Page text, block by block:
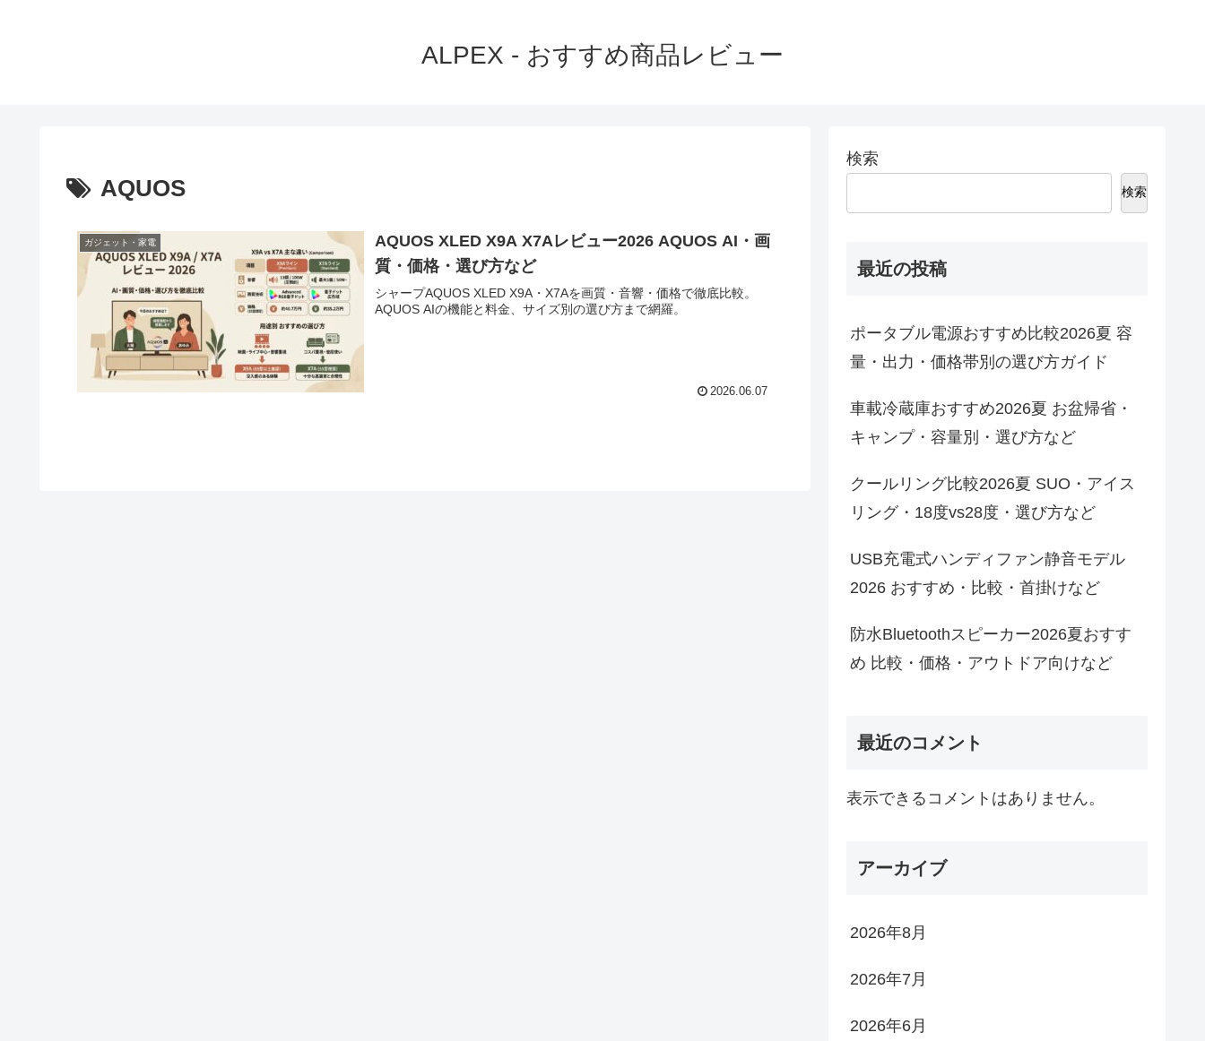
ALPEX - おすすめ商品レビュー
AQUOS
ガジェット・家電
AQUOS XLED X9A X7Aレビュー2026 AQUOS AI・画
質・価格・選び方など
シャープAQUOS XLED X9A・X7Aを画質・音響・価格で徹底比較。
AQUOS AIの機能と料金、サイズ別の選び方まで網羅。
2026.06.07
検索
検索
最近の投稿
ポータブル電源おすすめ比較2026夏 容
量・出力・価格帯別の選び方ガイド
車載冷蔵庫おすすめ2026夏 お盆帰省・
キャンプ・容量別・選び方など
クールリング比較2026夏 SUO・アイス
リング・18度vs28度・選び方など
USB充電式ハンディファン静音モデル
2026 おすすめ・比較・首掛けなど
防水Bluetoothスピーカー2026夏おすす
め 比較・価格・アウトドア向けなど
最近のコメント
表示できるコメントはありません。
アーカイブ
2026年8月
2026年7月
2026年6月